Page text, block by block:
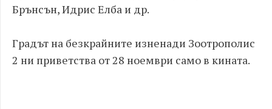
Брънсън, Идрис Елба и др.
Градът на безкрайните изненади Зоотрополис
2 ни приветства от 28 ноември само в кината.